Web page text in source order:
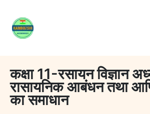
content
कक्षा 11-रसायन विज्ञान
रासायनिक आबंधन तथा
का समाधान